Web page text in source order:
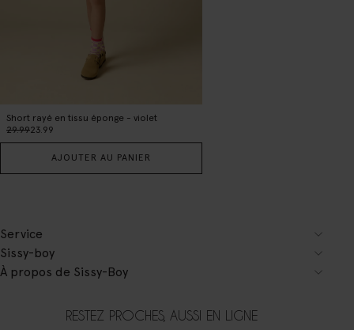
Short rayé en tissu éponge - violet
29.9923.99
AJOUTER AU PANIER
Service
Sissy-boy
À propos de Sissy-Boy
RESTEZ PROCHES, AUSSI EN LIGNE